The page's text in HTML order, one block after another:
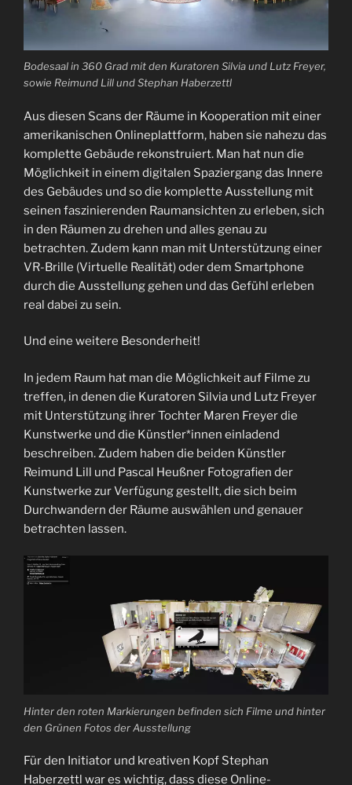
Bodesaal in 360 Grad mit den Kuratoren Silvia und Lutz Freyer,
sowie Reimund Lill und Stephan Haberzettl
Aus diesen Scans der Räume in Kooperation mit einer
amerikanischen Onlineplattform, haben sie nahezu das
komplette Gebäude rekonstruiert. Man hat nun die
Möglichkeit in einem digitalen Spaziergang das Innere
des Gebäudes und so die komplette Ausstellung mit
seinen faszinierenden Raumansichten zu erleben, sich
in den Räumen zu drehen und alles genau zu
betrachten. Zudem kann man mit Unterstützung einer
VR-Brille (Virtuelle Realität) oder dem Smartphone
durch die Ausstellung gehen und das Gefühl erleben
real dabei zu sein.
Und eine weitere Besonderheit!
In jedem Raum hat man die Möglichkeit auf Filme zu
treffen, in denen die Kuratoren Silvia und Lutz Freyer
mit Unterstützung ihrer Tochter Maren Freyer die
Kunstwerke und die Künstler*innen einladend
beschreiben. Zudem haben die beiden Künstler
Reimund Lill und Pascal Heußner Fotografien der
Kunstwerke zur Verfügung gestellt, die sich beim
Durchwandern der Räume auswählen und genauer
betrachten lassen.
Hinter den roten Markierungen befinden sich Filme und hinter
den Grünen Fotos der Ausstellung
Für den Initiator und kreativen Kopf Stephan
Haberzettl war es wichtig, dass diese Online-